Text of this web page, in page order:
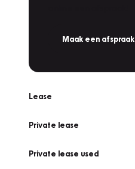
Maak een afspraak
Lease
Private lease
Private lease used